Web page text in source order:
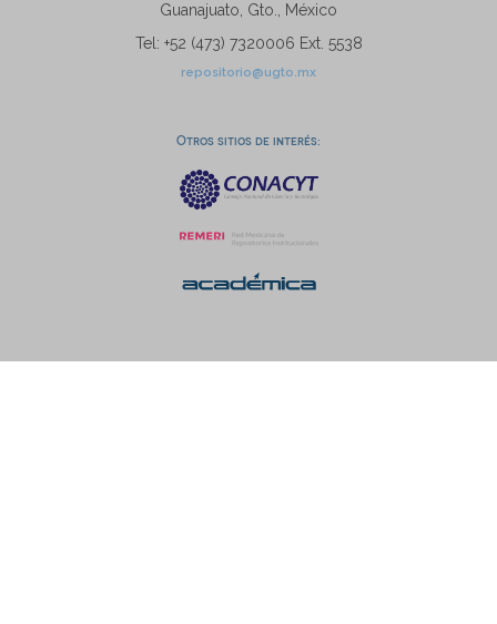
Guanajuato, Gto., México
Tel: +52 (473) 7320006 Ext. 5538
repositorio@ugto.mx
Otros sitios de interés: